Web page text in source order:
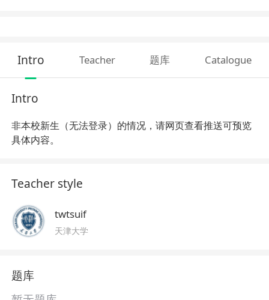
Intro Teacher 题库 Catalogue
Intro
非本校新生（无法登录）的情况，请网页查看推送可预览
具体内容。
Teacher style
twtsuif
天津大学
题库